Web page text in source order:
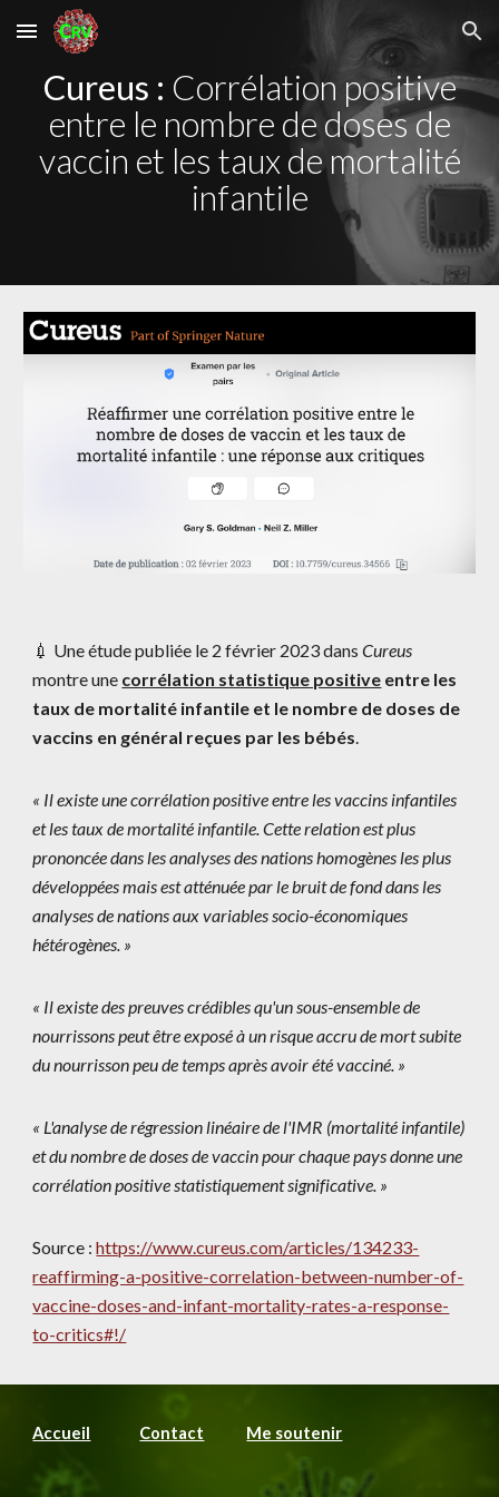
Skip to main content Skip to navigation
Cureus : Corrélation positive
entre le nombre de doses de
vaccin et les taux de mortalité
infantile
💉 Une étude publiée le 2 février 2023 dansCureus
montre une corrélation statistique positive entre les
taux de mortalité infantile et le nombre de doses de
vaccins en général reçues par les bébés.
« Il existe une corrélation positive entre les vaccins infantiles
et les taux de mortalité infantile. Cette relation est plus
prononcée dans les analyses des nations homogènes les plus
développées mais est atténuée par le bruit de fond dans les
analyses de nations aux variables socio-économiques
hétérogènes. »
« Il existe des preuves crédibles qu'un sous-ensemble de
nourrissons peut être exposé à un risque accru de mort subite
du nourrisson peu de temps après avoir été vacciné. »
« L'analyse de régression linéaire de l'IMR (mortalité infantile)
et du nombre de doses de vaccin pour chaque pays donne une
corrélation positive statistiquement significative. »
Source :https://www.cureus.com/articles/134233-
reaffirming-a-positive-correlation-between-number-of-
vaccine-doses-and-infant-mortality-rates-a-response-
to-critics#!/
Accueil Contact Me soutenir